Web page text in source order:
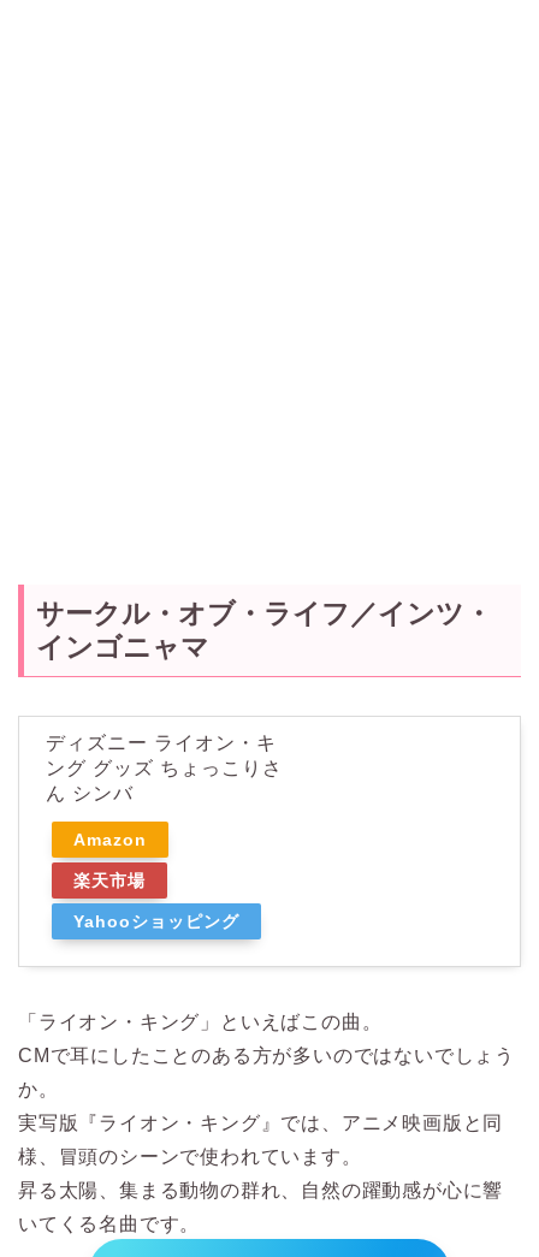
サークル・オブ・ライフ／インツ・
インゴニャマ
ディズニー ライオン・キ
ング グッズ ちょっこりさ
ん シンバ
Amazon
楽天市場
Yahooショッピング
「ライオン・キング」といえばこの曲。
CMで耳にしたことのある方が多いのではないでしょう
か。
実写版『ライオン・キング』では、アニメ映画版と同
様、冒頭のシーンで使われています。
昇る太陽、集まる動物の群れ、自然の躍動感が心に響
いてくる名曲です。